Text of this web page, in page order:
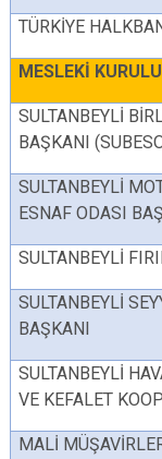
TÜRKİYE
MESLEKİ
SULTANBEYLİ
BAŞKANI
SULTANBEYLİ
ESNAF ODASI
SULTANBEYLİ
SULTANBEYLİ
BAŞKANI
SULTANBEYLİ
VE KEFALET
MALİ